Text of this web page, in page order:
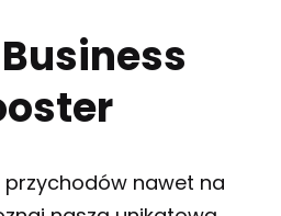
Business
przychodów nawet na